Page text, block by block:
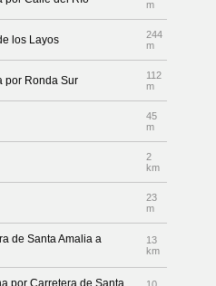
m
los Layos
244
m
por Ronda Sur
112
m
45
m
2
km
23
m
de Santa Amalia a
13
km
por Carretera de Santa